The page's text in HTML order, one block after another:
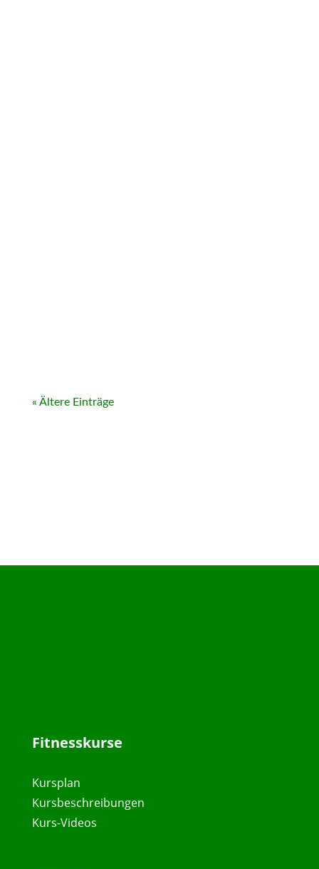
« Ältere Einträge
Fitnesskurse
Kursplan
Kursbeschreibungen
Kurs-Videos